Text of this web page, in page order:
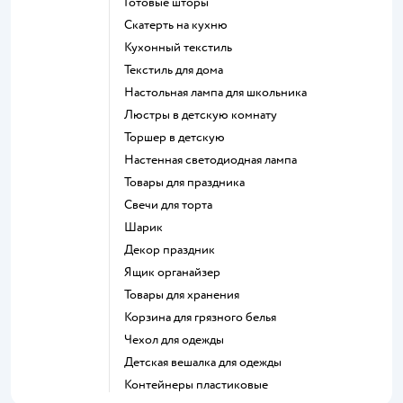
Скатерть на кухню
Кухонный текстиль
Текстиль для дома
Настольная лампа для школьника
Люстры в детскую комнату
Торшер в детскую
Настенная светодиодная лампа
Товары для праздника
Свечи для торта
Шарик
Декор праздник
Ящик органайзер
Товары для хранения
Корзина для грязного белья
Чехол для одежды
Детская вешалка для одежды
Контейнеры пластиковые